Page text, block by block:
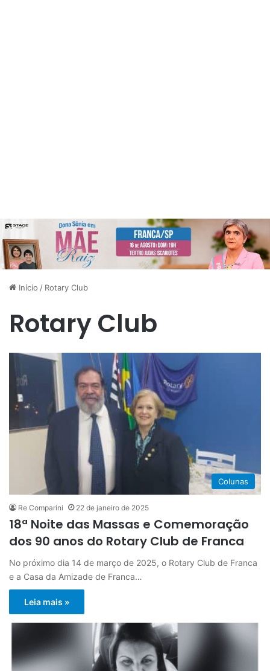
Início / Rotary Club
Rotary Club
Colunas
Re Comparini 22 de janeiro de 2025
18ª Noite das Massas e Comemoração
dos 90 anos do Rotary Club de Franca
No próximo dia 14 de março de 2025, o Rotary Club de Franca
e a Casa da Amizade de Franca…
Leia mais »